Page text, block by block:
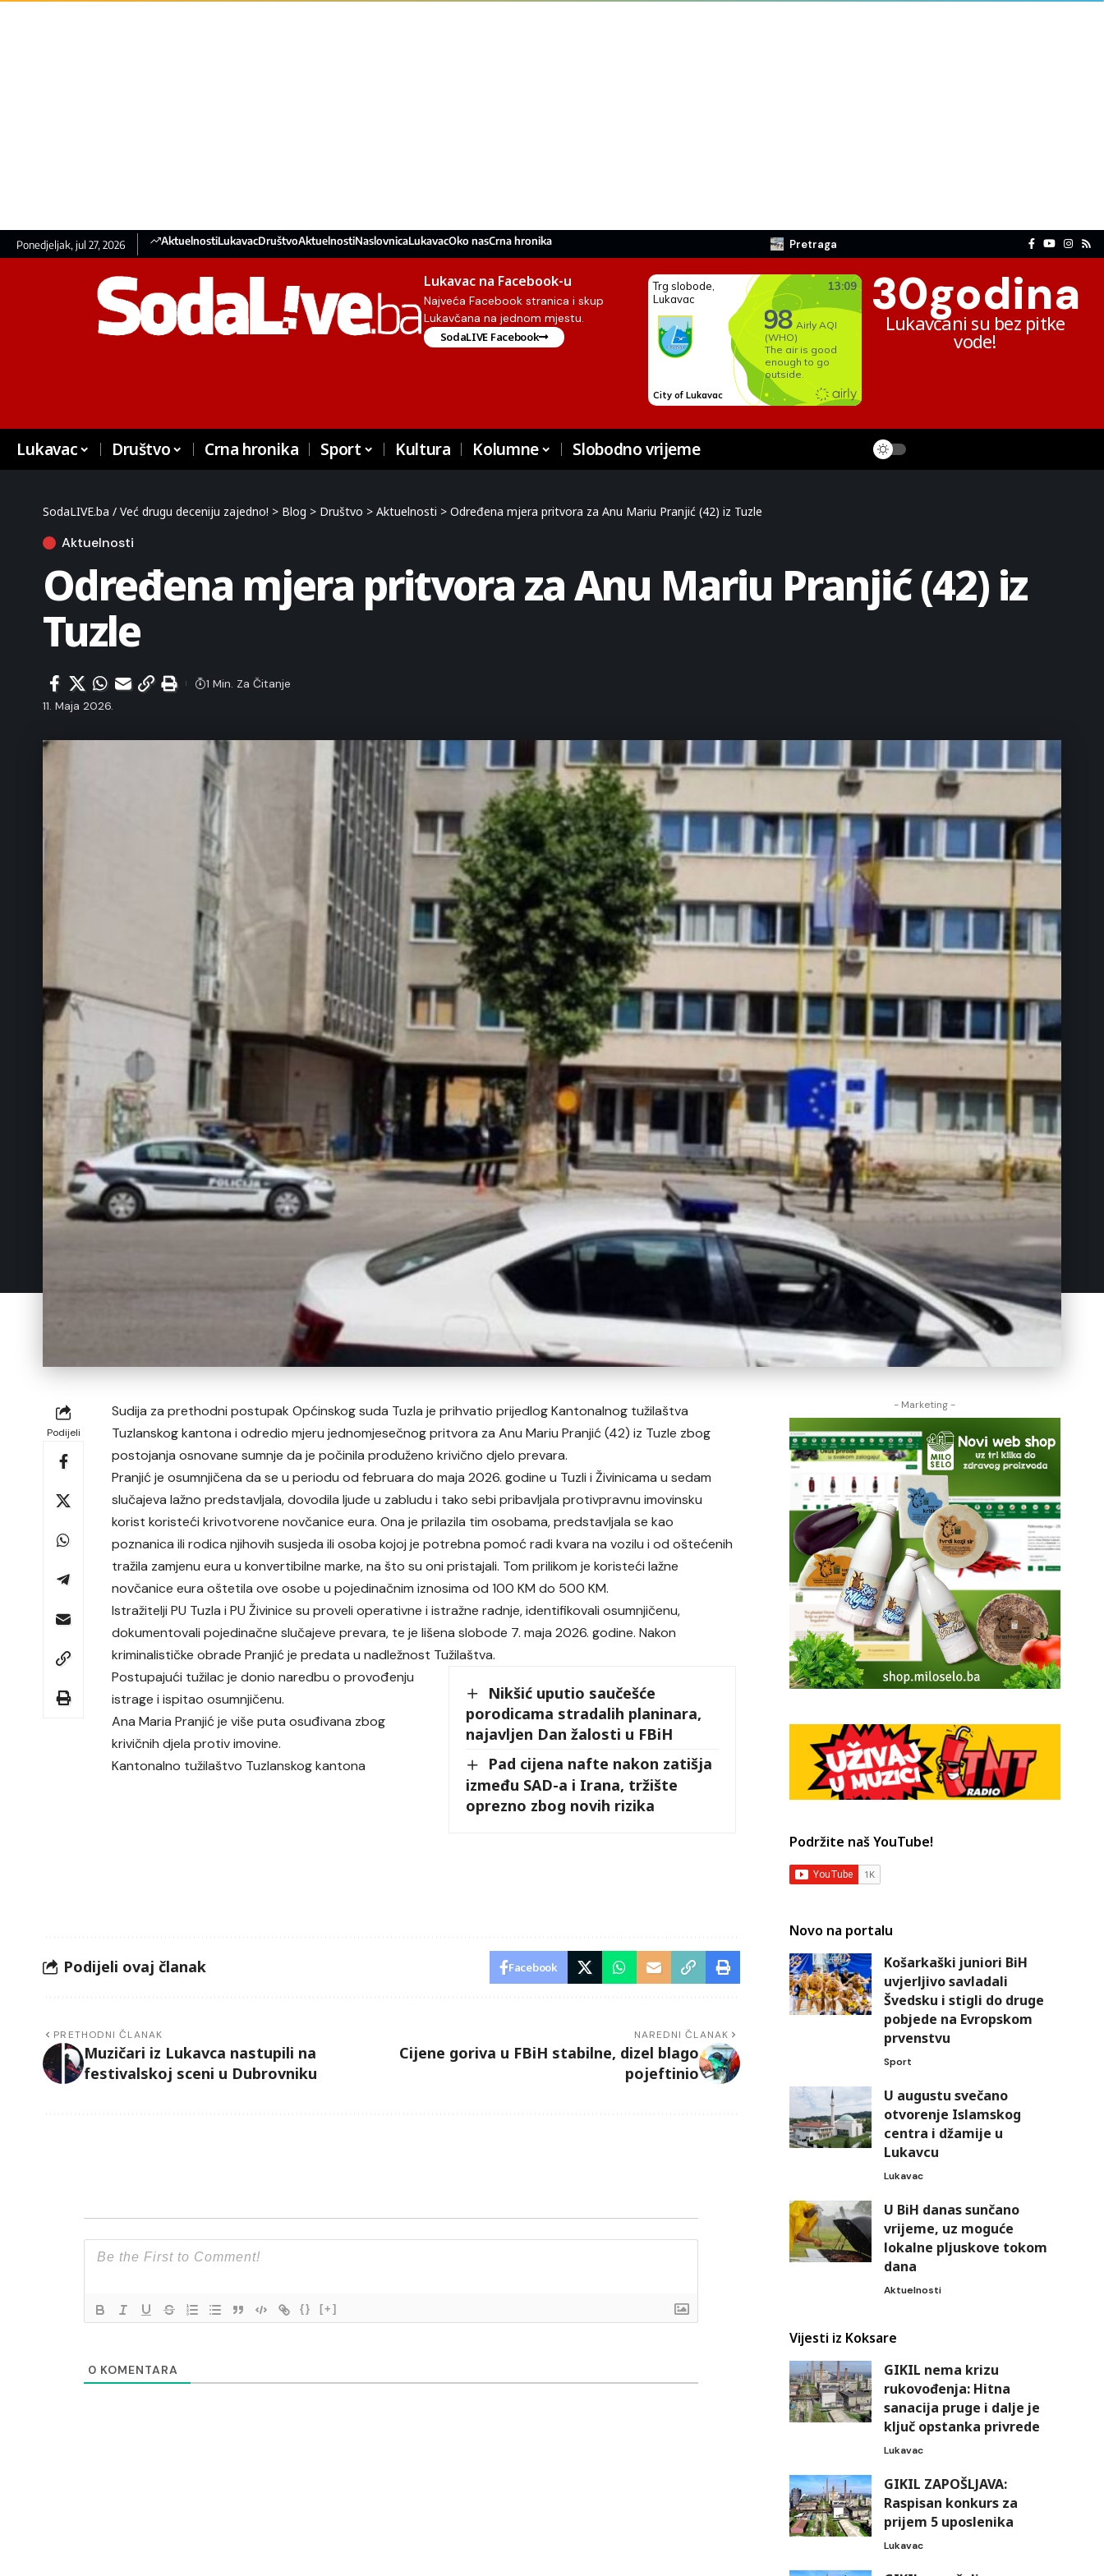
Ponedjeljak, jul 27, 2026 AktuelnostiLukavacDruštvoAktuelnostiNaslovnicaLukavacOko nasCrna hronika Pretraga
Lukavac na Facebook-u
Najveća Facebook stranica i skup
Lukavčana na jednom mjestu.
SodaLIVE Facebook
30godina
Lukavčani su bez pitke
vode!
Lukavac Društvo Crna hronika Sport Kultura Kolumne Slobodno vrijeme
SodaLIVE.ba / Već drugu deceniju zajedno! > Blog > Društvo > Aktuelnosti > Određena mjera pritvora za Anu Mariu Pranjić (42) iz Tuzle
Aktuelnosti
Određena mjera pritvora za Anu Mariu Pranjić (42) iz
Tuzle
11. Maja 2026.
1 Min. Za Čitanje
Podijeli
Sudija za prethodni postupak Općinskog suda Tuzla je prihvatio prijedlog Kantonalnog tužilaštva
Tuzlanskog kantona i odredio mjeru jednomjesečnog pritvora za Anu Mariu Pranjić (42) iz Tuzle zbog
postojanja osnovane sumnje da je počinila produženo krivično djelo prevara.
Pranjić je osumnjičena da se u periodu od februara do maja 2026. godine u Tuzli i Živinicama u sedam
slučajeva lažno predstavljala, dovodila ljude u zabludu i tako sebi pribavljala protivpravnu imovinsku
korist koristeći krivotvorene novčanice eura. Ona je prilazila tim osobama, predstavljala se kao
poznanica ili rodica njihovih susjeda ili osoba kojoj je potrebna pomoć radi kvara na vozilu i od oštećenih
tražila zamjenu eura u konvertibilne marke, na što su oni pristajali. Tom prilikom je koristeći lažne
novčanice eura oštetila ove osobe u pojedinačnim iznosima od 100 KM do 500 KM.
Istražitelji PU Tuzla i PU Živinice su proveli operativne i istražne radnje, identifikovali osumnjičenu,
dokumentovali pojedinačne slučajeve prevara, te je lišena slobode 7. maja 2026. godine. Nakon
kriminalističke obrade Pranjić je predata u nadležnost Tužilaštva.
Nikšić uputio saučešće
porodicama stradalih planinara,
najavljen Dan žalosti u FBiH
Pad cijena nafte nakon zatišja
između SAD-a i Irana, tržište
oprezno zbog novih rizika
Postupajući tužilac je donio naredbu o provođenju
istrage i ispitao osumnjičenu.
Ana Maria Pranjić je više puta osuđivana zbog
krivičnih djela protiv imovine.
Kantonalno tužilaštvo Tuzlanskog kantona
Podijeli ovaj članak Facebook
PRETHODNI ČLANAK
Muzičari iz Lukavca nastupili na
festivalskoj sceni u Dubrovniku
NAREDNI ČLANAK
Cijene goriva u FBiH stabilne, dizel blago
pojeftinio
{} [+]
0 KOMENTARA
- Marketing -
Podržite naš YouTube!
Novo na portalu
Košarkaški juniori BiH
uvjerljivo savladali
Švedsku i stigli do druge
pobjede na Evropskom
prvenstvu
Sport
U augustu svečano
otvorenje Islamskog
centra i džamije u
Lukavcu
Lukavac
U BiH danas sunčano
vrijeme, uz moguće
lokalne pljuskove tokom
dana
Aktuelnosti
Vijesti iz Koksare
GIKIL nema krizu
rukovođenja: Hitna
sanacija pruge i dalje je
ključ opstanka privrede
Lukavac
GIKIL ZAPOŠLJAVA:
Raspisan konkurs za
prijem 5 uposlenika
Lukavac